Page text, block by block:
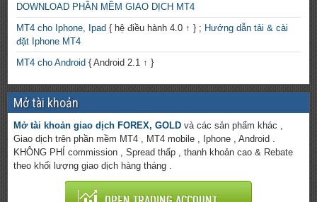
DOWNLOAD PHẦN MỀM GIAO DỊCH MT4
MT4 cho Iphone, Ipad { hệ điều hành 4.0 ↑ } ; Hướng dẫn tải & cài
đặt Iphone MT4
MT4 cho Android { Android 2.1 ↑ }
Mở tài khoản
Mở tài khoản giao dịch FOREX, GOLD và các sản phẩm khác ,
Giao dịch trên phần mềm MT4 , MT4 mobile , Iphone , Android .
KHÔNG PHÍ commission , Spread thấp , thanh khoản cao & Rebate
theo khối lượng giao dịch hàng tháng .